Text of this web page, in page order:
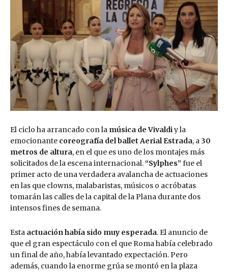
El ciclo ha arrancado con la música de Vivaldiy la
emocionante coreografía del ballet Aerial Estrada, a 30
metros de altura, en el que es uno de los montajes más
solicitados de la escena internacional.“Sylphes” fue el
primer acto de una verdadera avalancha de actuaciones
en las que clowns, malabaristas, músicos o acróbatas
tomarán las calles de la capital de la Plana durante dos
intensos fines de semana.
Esta actuación había sido muy esperada. El anuncio de
que el gran espectáculo con el que Roma había celebrado
un final de año, había levantado expectación. Pero
además, cuando la enorme grúa se montó en la plaza